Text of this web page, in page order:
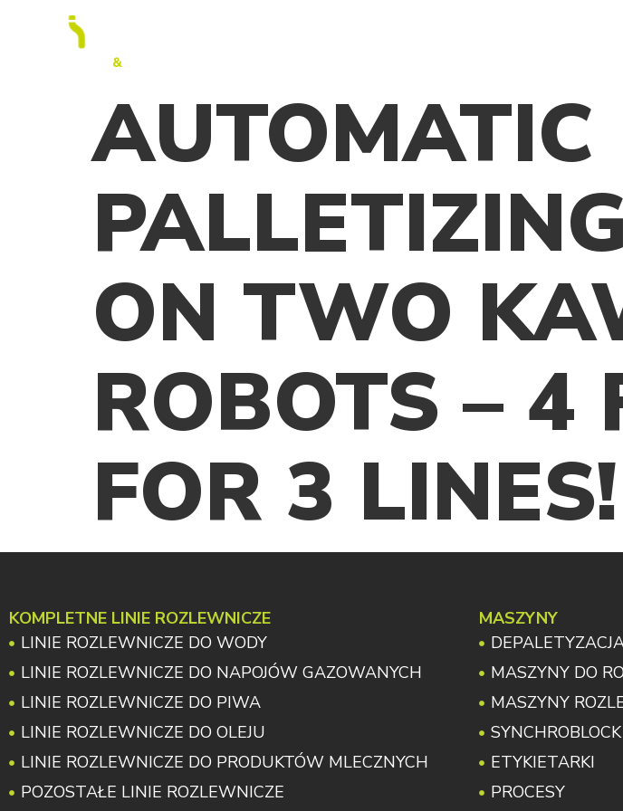
AUTOMATIC
ON TWO
ROBOTS – 4
FOR 3 LINES!
KOMPLETNE LINIE ROZLEWNICZE
LINIE ROZLEWNICZE DO WODY
LINIE ROZLEWNICZE DO NAPOJÓW GAZOWANYCH
LINIE ROZLEWNICZE DO PIWA
LINIE ROZLEWNICZE DO OLEJU
LINIE ROZLEWNICZE DO PRODUKTÓW MLECZNYCH
POZOSTAŁE LINIE ROZLEWNICZE
MASZYNY
MASZYNY DO
MASZYNY
SYNCHROBLOCK
ETYKIETARKI
PROCESY